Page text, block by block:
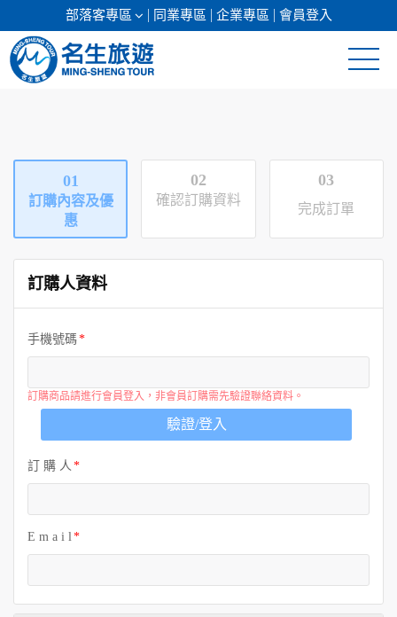
部落客專區 同業專區 企業專區 會員登入
日本專館
郵輪假期
海島假期
韓國
東南亞
01
訂購內容及優
惠
02
確認訂購資料
03
完成訂單
訂購人資料
手機號碼
訂購商品請進行會員登入，非會員訂購需先驗證聯絡資料。
驗證/登入
訂 購 人
E m a i l